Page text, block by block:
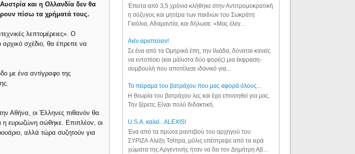
και η Ολλανδία δεν θα
πίσω τα χρήματά τους.
λεπτομέρειες». Ο
σχέδιο, θα έπρεπε να
με ένα αντίγραφο της
Αθήνα, οι Έλληνες πιθανόν θα
η ευρωζώνη σώθηκε. Επιπλέον, οι
αλλά τώρα συζητούν για
Έπειτα από 3,5 χρόνια κλήθηκε στην Αντιτρομοκρατική
η σύζυγος και μητέρα των παιδιών του Σωκράτη
Γκιόλια, Αδαμαντία, και δήλωσε: «Μας έλεγ...
Aιέν αριστεύειν!
Σε ένα από τα Ομηρικά έπη, την Ιλιάδα, δύναται κανείς
να εντοπίσει (και μάλιστα δύο φορές) μια έκφραση-
συμβουλή που αποτέλεσε ιδανικό για...
Το πείραμα του βατράχου που μας αφορά όλους...
Η θεωρία του βατράχου λες και έχει επινοηθεί για μας.
Την ξέρετε; Είναι πολύ διδακτική.
U.S.A. καλεί...ALEXIS!
Ένα από τα πρώτα ραντεβού του αρχηγού του
ΣΥΡΙΖΑ Αλέξη Τσίπρα, μόλις επέστρεψε από τα ιερά
χώματα της Αργεντινής ήταν να δει τον Δημήτρη Αβ...